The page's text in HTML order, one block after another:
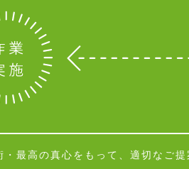
最高の真心をもって、適切なご提